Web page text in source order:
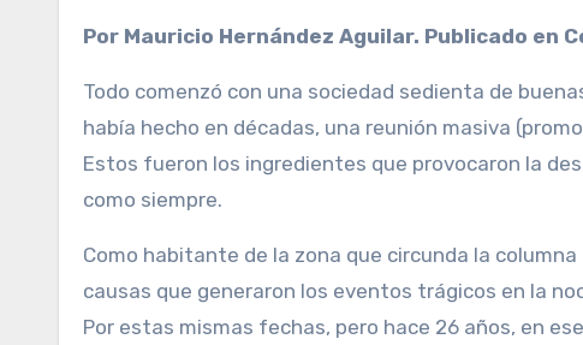
Por Mauricio Hernández Aguilar. Publicado en
Todo comenzó con una sociedad sedienta de
había hecho en décadas, una reunión masiva
Estos fueron los ingredientes que provocaron la
como siempre.
Como habitante de la zona que circunda la
causas que generaron los eventos trágicos en la
Por estas mismas fechas, pero hace 26 años, en